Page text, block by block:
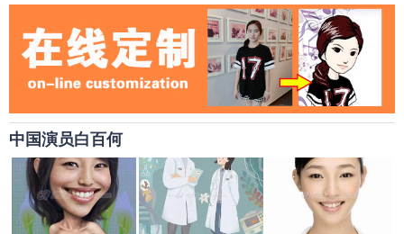
中国演员白百何